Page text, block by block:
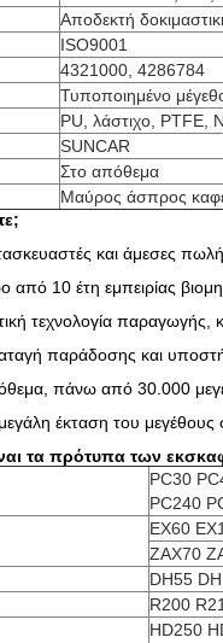
Αποδεκτή
ISO9001
4321000, 4286784
Τυποποιημένο
PU, λάστιχο, PTFE,
SUNCAR
Στο απόθεμα
Μαύρος άσπρος
και άμεσες
από 10 έτη εμπειρίας
τεχνολογία παραγωγής,
παράδοσης και
πάνω από 30.000
έκταση του
τα πρότυπα των
PC30
PC240
EX60
ZAX70
DH55
R200
HD250